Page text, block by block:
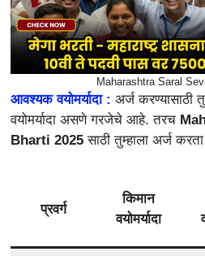
Maharashtra Saral
आवश्यक वयोमर्यादा : अर्ज करण्यासाठी
वयोमर्यादा असणे गरजेचे आहे. तरच
Bharti 2025 साठी तुम्हाला अर्ज
प्रवर्ग
किमान
वयोमर्यादा